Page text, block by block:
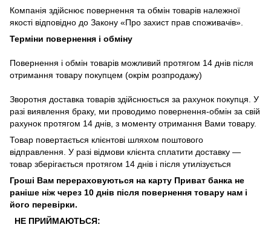
Компанія здійснює повернення та обмін товарів належної
якості відповідно до Закону «Про захист прав споживачів»
Терміни повернення і обміну
Повернення і обмін товарів можливий протягом 14 днів після
отримання товару покупцем (окрім розпродажу)
Зворотня доставка товарів здійснюється за рахунок покупця У
разі виявлення браку, ми проводимо повернення-обмін за свій
рахунок протягом 14 днів з моменту отримання Вами товару.
Товар повертається клієнтові шляхом поштового
відправлення. У разі відмови клієнта сплатити доставку ―
товар зберігається протягом 14 днів і після утилізується
Гроші Вам перераховуються на карту Приват банка не
раніше ніж через 10 днів після повернення товару нам і
його перевірки.
НЕ ПРИЙМАЮТЬСЯ: